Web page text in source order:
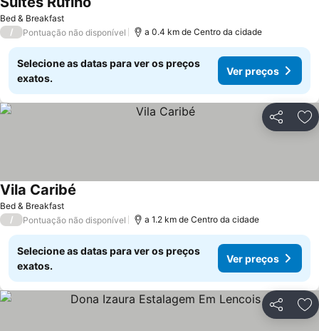
Bed & Breakfast
/ Pontuação não disponível a 0.4 km de Centro da cidade
Selecione as datas para ver os preços
exatos.
Ver preços
Partilhar
Bed & Breakfast
Vila Caribé
/ Pontuação não disponível a 1.2 km de Centro da cidade
Selecione as datas para ver os preços
exatos.
Ver preços
Partilhar